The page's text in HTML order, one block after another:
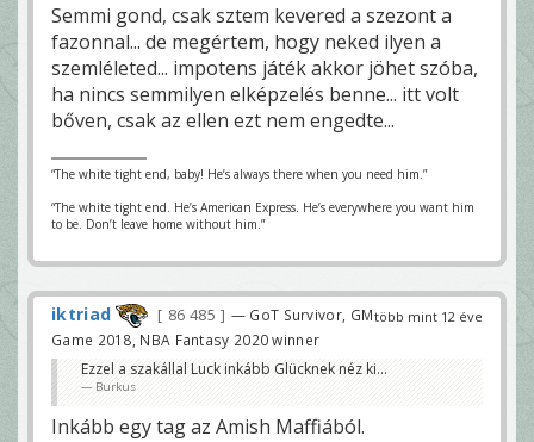
Semmi gond, csak sztem kevered a szezont a
fazonnal... de megértem, hogy neked ilyen a
szemléleted... impotens játék akkor jöhet szóba,
ha nincs semmilyen elképzelés benne... itt volt
bőven, csak az ellen ezt nem engedte...
“The white tight end, baby! He’s always there when you need him.”
“The white tight end. He’s American Express. He’s everywhere you want him
to be. Don’t leave home without him.”
több mint 12 éve
iktriad 86 485
— GoT Survivor, GM
Game 2018, NBA Fantasy 2020 winner
Ezzel a szakállal Luck inkább Glücknek néz ki...
Burkus
Inkább egy tag az Amish Maffiából.